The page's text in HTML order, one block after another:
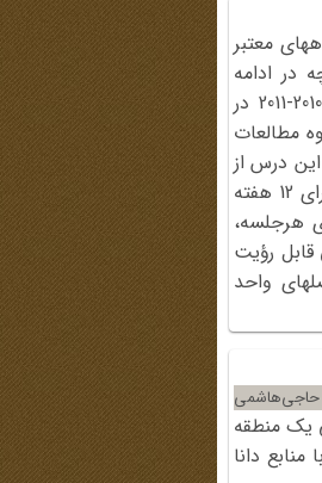
معتبر
در ادامه
آمده است نمونه‏ای از این دست است که در نیمسال زمستان 2010-2011 در
مطالعات
درس از
سوی گروه تاریخ نیز مورد استفاده قرار گرفته است. سرفصل‏های این درس دو واحدی برای 12 هفته
هرجلسه،
قابل رؤیت
واحد
حاجی‏‌هاشمی
یک منطقه
دانا